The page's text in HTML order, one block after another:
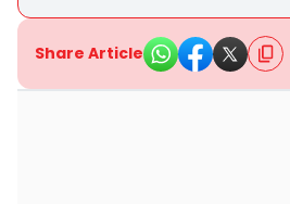
Share Article